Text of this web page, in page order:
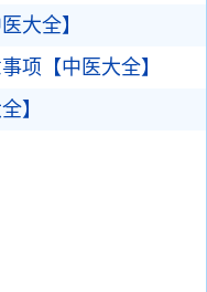
大全】
项【中医大全】
】